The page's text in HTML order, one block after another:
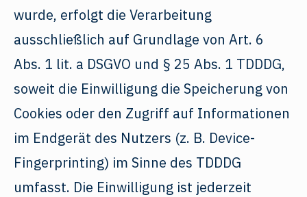
wurde, erfolgt die Verarbeitung
ausschließlich auf Grundlage von Art. 6
Abs. 1 lit. a DSGVO und § 25 Abs. 1 TDDDG,
soweit die Einwilligung die Speicherung von
Cookies oder den Zugriff auf Informationen
im Endgerät des Nutzers (z. B. Device-
Fingerprinting) im Sinne des TDDDG
umfasst. Die Einwilligung ist jederzeit